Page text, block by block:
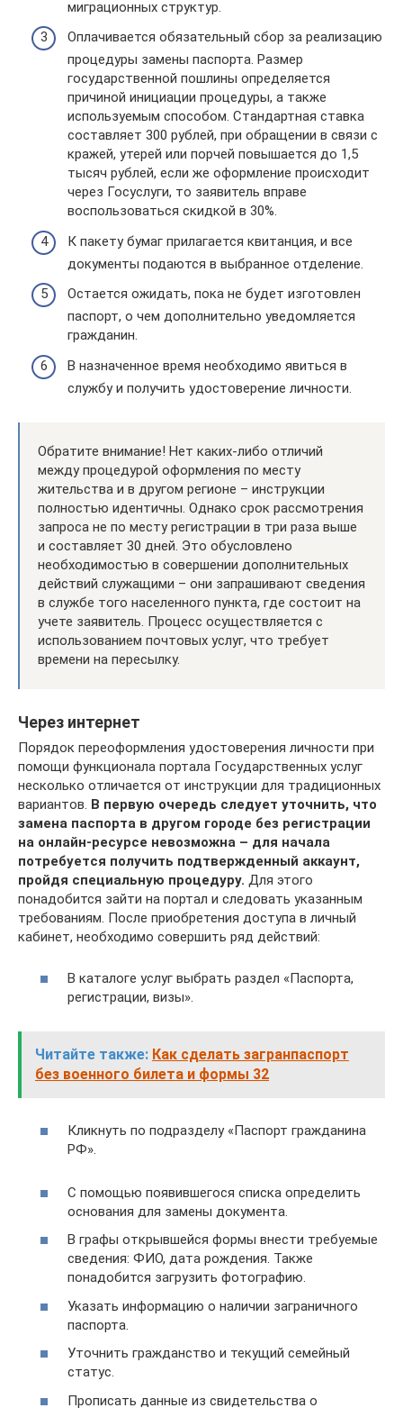
миграционных структур.
Оплачивается обязательный сбор за реализацию
процедуры замены паспорта. Размер
государственной пошлины определяется
причиной инициации процедуры, а также
используемым способом. Стандартная ставка
составляет 300 рублей, при обращении в связи с
кражей, утерей или порчей повышается до 1,5
тысяч рублей, если же оформление происходит
через Госуслуги, то заявитель вправе
воспользоваться скидкой в 30%.
К пакету бумаг прилагается квитанция, и все
документы подаются в выбранное отделение.
Остается ожидать, пока не будет изготовлен
паспорт, о чем дополнительно уведомляется
гражданин.
В назначенное время необходимо явиться в
службу и получить удостоверение личности.
Обратите внимание! Нет каких-либо отличий
между процедурой оформления по месту
жительства и в другом регионе – инструкции
полностью идентичны. Однако срок рассмотрения
запроса не по месту регистрации в три раза выше
и составляет 30 дней. Это обусловлено
необходимостью в совершении дополнительных
действий служащими – они запрашивают сведения
в службе того населенного пункта, где состоит на
учете заявитель. Процесс осуществляется с
использованием почтовых услуг, что требует
времени на пересылку.
Через интернет
Порядок переоформления удостоверения личности при
помощи функционала портала Государственных услуг
несколько отличается от инструкции для традиционных
вариантов. В первую очередь следует уточнить, что
замена паспорта в другом городе без регистрации
на онлайн-ресурсе невозможна – для начала
потребуется получить подтвержденный аккаунт,
пройдя специальную процедуру. Для этого
понадобится зайти на портал и следовать указанным
требованиям. После приобретения доступа в личный
кабинет, необходимо совершить ряд действий:
В каталоге услуг выбрать раздел «Паспорта,
регистрации, визы».
Читайте также: Как сделать загранпаспорт
без военного билета и формы 32
Кликнуть по подразделу «Паспорт гражданина
РФ».
С помощью появившегося списка определить
основания для замены документа.
В графы открывшейся формы внести требуемые
сведения: ФИО, дата рождения. Также
понадобится загрузить фотографию.
Указать информацию о наличии заграничного
паспорта.
Уточнить гражданство и текущий семейный
статус.
Прописать данные из свидетельства о